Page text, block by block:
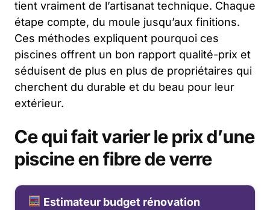
tient vraiment de l’artisanat technique. Chaque
étape compte, du moule jusqu’aux finitions.
Ces méthodes expliquent pourquoi ces
piscines offrent un bon rapport qualité-prix et
séduisent de plus en plus de propriétaires qui
cherchent du durable et du beau pour leur
extérieur.
Ce qui fait varier le prix d’une
piscine en fibre de verre
Estimateur budget rénovation